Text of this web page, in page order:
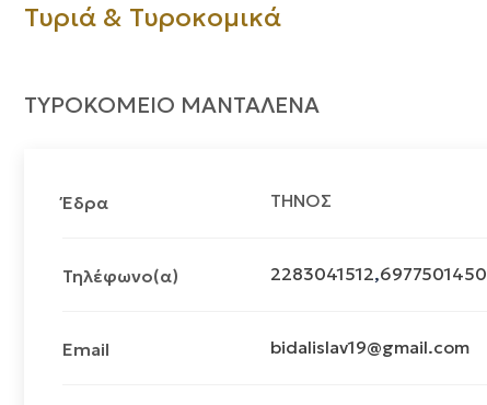
Τυριά & Τυροκομικά
ΤΥΡΟΚΟΜΕΙΟ ΜΑΝΤΑΛΕΝΑ
Έδρα ΤΗΝΟΣ
Τηλέφωνο(α) 2283041512,6977501450
Email bidalislav19@gmail.com